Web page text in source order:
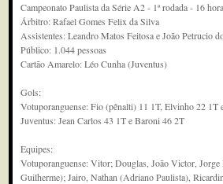
Campeonato Paulista da Série A2 - 1ª rodada - 16
Árbitro: Rafael Gomes Felix da Silva
Assistentes: Leandro Matos Feitosa e João Petrucio
Público: 1.044 pessoas
Cartão Amarelo: Léo Cunha (Juventus)
Gols:
Votuporanguense: Fio (pênalti) 11 1T, Elvinho 22 1T
Juventus: Jean Carlos 43 1T e Baroni 46 2T
Equipes:
Votuporanguense: Vitor; Douglas, João Victor,
Guilherme); Jairo, Nathan (Adriano Paulista),